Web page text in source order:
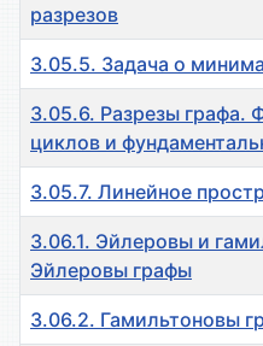
разрезов
3.05.5. Задача о
3.05.6. Разрезы графа.
циклов и
3.05.7. Линейное
3.06.1. Эйлеровы и
Эйлеровы графы
3.06.2. Гамильтоновы